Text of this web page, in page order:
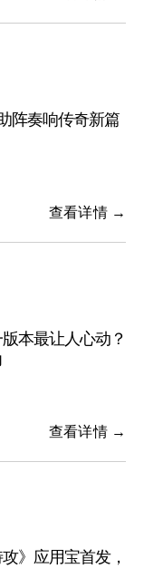
阵奏响传奇新篇
查看详情 →
本最让人心动？
查看详情 →
》应用宝首发，